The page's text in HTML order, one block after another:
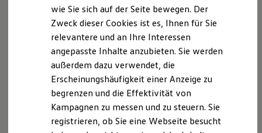
Digitales Bordbuch
Fahrerassistenz- und Sicherheitssysteme
Kontrollleuchten
Batterieverordnung
XTL-Dieselkraftstoff
Ersatzteile und Betriebsflüssigkeiten
Original Zubehör und Lifestyle Produkte
myVolkswagen
myVolkswagen Business
Elektrisch & Autonom
Elektro - & Hybridfahrzeuge
Die automatische Distanzregelung in Verbindung mit
kann den Fahrer dabei unterstützen, den
richtigen Abstand und die eingestellte Geschwindigkeit in
Abhängigkeit zum vorausfahrenden Fahrzeug zu wahren
Nach kurzer Stillstandzeit im Stau oder Stadtverkehr fährt
das Fahrzeug automatisch wieder an. In bestimmten
Märkten und vorbehaltlich entsprechender Infrastruktur ist
Car2X erhältlich. Über diese Kurzstrecken-Funktechnologie
(WLANp) kann eine lokale Kommunikation mit anderen
wie Sie sich auf der Seite bewegen. Der
Zweck dieser Cookies ist es, Ihnen für Sie
relevantere und an Ihre Interessen
angepasste Inhalte anzubieten. Sie werden
außerdem dazu verwendet, die
Erscheinungshäufigkeit einer Anzeige zu
begrenzen und die Effektivität von
Kampagnen zu messen und zu steuern. Sie
registrieren, ob Sie eine Webseite besucht